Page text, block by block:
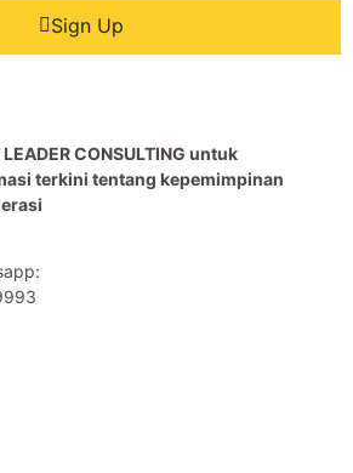
Sign Up
CONSULTING untuk
terkini tentang kepemimpinan